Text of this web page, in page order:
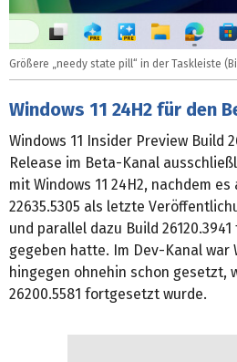
Größere „needy state pill“ in der Taskleiste
Windows 11 24H2 für den
Windows 11 Insider Preview Build
Release im Beta-Kanal
mit Windows 11 24H2, nachdem
22635.5305 als letzte
und parallel dazu Build 26120.3941
gegeben hatte. Im Dev-Kanal war
hingegen ohnehin schon gesetzt,
26200.5581 fortgesetzt wurde.